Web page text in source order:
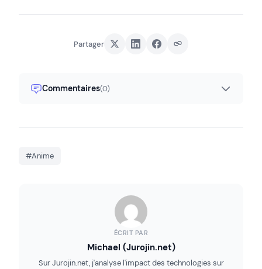
Partager
Commentaires(0)
#Anime
ÉCRIT PAR
Michael (Jurojin.net)
Sur Jurojin.net, j'analyse l'impact des technologies sur